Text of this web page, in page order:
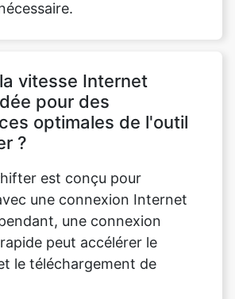
vitesse Internet
?
est conçu pour
une connexion Internet
une connexion
peut accélérer le
le téléchargement de
avec d'autres